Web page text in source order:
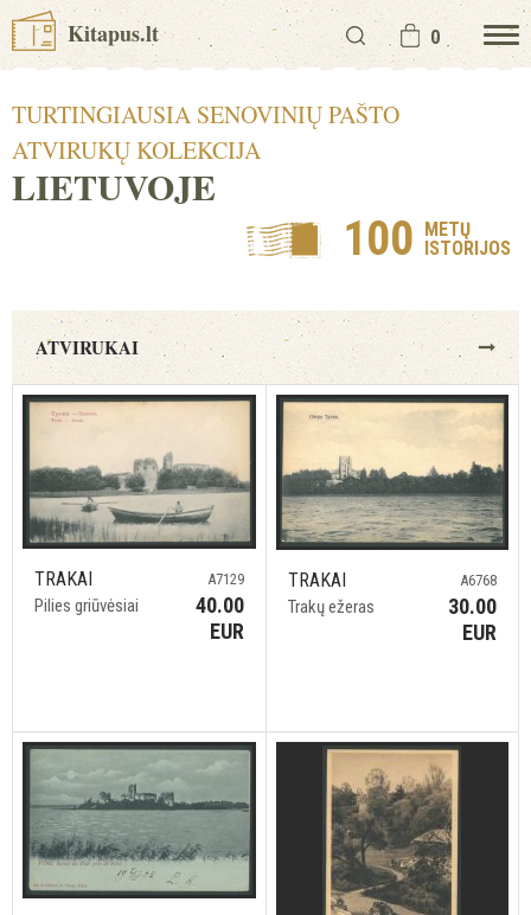
Kitapus.lt 0
TURTINGIAUSIA SENOVINIŲ PAŠTO
ATVIRUKŲ KOLEKCIJA
LIETUVOJE
100 METŲ
ISTORIJOS
ATVIRUKAI
TRAKAI
Pilies griūvėsiai
A7129
40.00
EUR
TRAKAI
Trakų ežeras
A6768
30.00
EUR